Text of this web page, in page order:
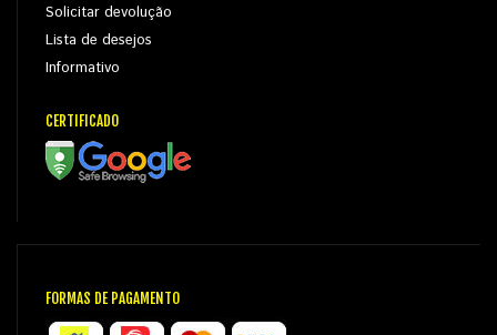
Solicitar devolução
Lista de desejos
Informativo
CERTIFICADO
FORMAS DE PAGAMENTO